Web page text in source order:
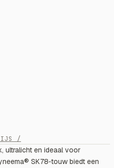
/
ultralicht en ideaal voor
SK78‑touw biedt een